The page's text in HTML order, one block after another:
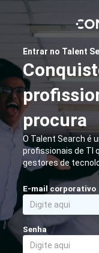
Entrar no Talent
procura
O Talent Search é
profissionais de TI
gestores de
E-mail corporativo
Senha